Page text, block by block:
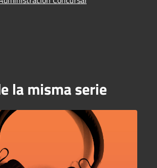
la misma serie